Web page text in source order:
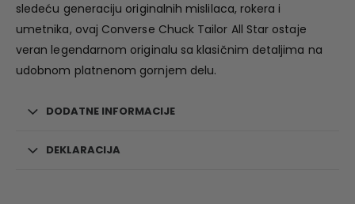
sledeću generaciju originalnih mislilaca, rokera i
umetnika, ovaj Converse Chuck Tailor All Star ostaje
veran legendarnom originalu sa klasičnim detaljima na
udobnom platnenom gornjem delu.
DODATNE INFORMACIJE
DEKLARACIJA